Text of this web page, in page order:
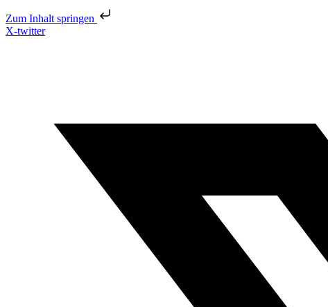
Zum Inhalt springen
X-twitter